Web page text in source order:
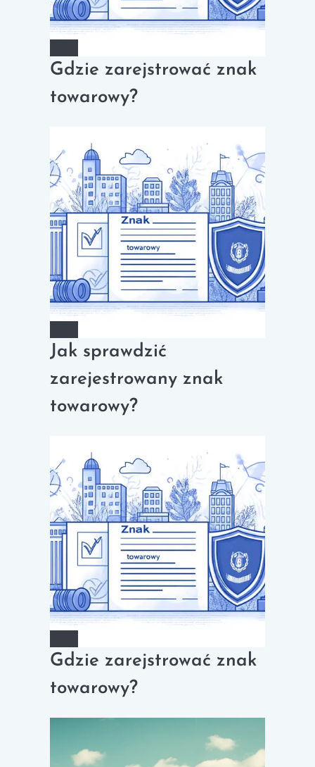
Gdzie zarejstrować znak
towarowy?
Jak sprawdzić
zarejestrowany znak
towarowy?
Gdzie zarejstrować znak
towarowy?